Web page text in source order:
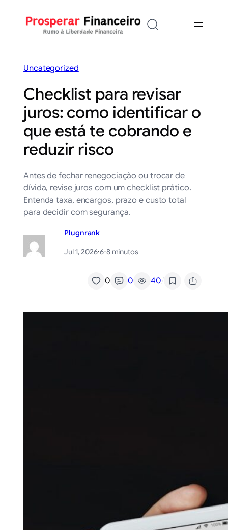
Uncategorized
Checklist para revisar
juros: como identificar o
que está te cobrando e
reduzir risco
Antes de fechar renegociação ou trocar de
dívida, revise juros com um checklist prático.
Entenda taxa, encargos, prazo e custo total
para decidir com segurança.
Plugnrank
Jul 1, 2026·6-8 minutos
0 0 40/